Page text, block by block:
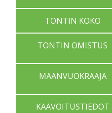
TONTIN KOKO
TONTIN OMISTUS
MAANVUOKRAAJA
KAAVOITUSTIEDOT